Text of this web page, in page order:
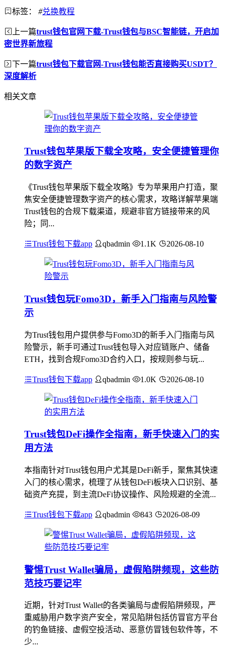
标签： #兑换教程
上一篇trust钱包官网下载-Trust钱包与BSC智能链，开启加
密世界新旅程
下一篇trust钱包下载官网-Trust钱包能否直接购买USDT？
深度解析
相关文章
Trust钱包苹果版下载全攻略，安全便捷管理你
的数字资产
《Trust钱包苹果版下载全攻略》专为苹果用户打造，聚
焦安全便捷管理数字资产的核心需求，攻略详解苹果端
Trust钱包的合规下载渠道，规避非官方链接带来的风
险；同...
Trust钱包下载app qbadmin 1.1K 2026-08-10
Trust钱包玩Fomo3D，新手入门指南与风险警
示
为Trust钱包用户提供参与Fomo3D的新手入门指南与风
险警示，新手可通过Trust钱包导入对应链账户、储备
ETH，找到合规Fomo3D合约入口，按规则参与玩...
Trust钱包下载app qbadmin 1.0K 2026-08-10
Trust钱包DeFi操作全指南，新手快速入门的实
用方法
本指南针对Trust钱包用户尤其是DeFi新手，聚焦其快速
入门的核心需求，梳理了从钱包DeFi板块入口识别、基
础资产充提，到主流DeFi协议操作、风险规避的全流...
Trust钱包下载app qbadmin 843 2026-08-09
警惕Trust Wallet骗局，虚假陷阱频现，这些防
范技巧要记牢
近期，针对Trust Wallet的各类骗局与虚假陷阱频现，严
重威胁用户数字资产安全，常见陷阱包括仿冒官方平台
的钓鱼链接、虚假空投活动、恶意仿冒钱包软件等，不
少...